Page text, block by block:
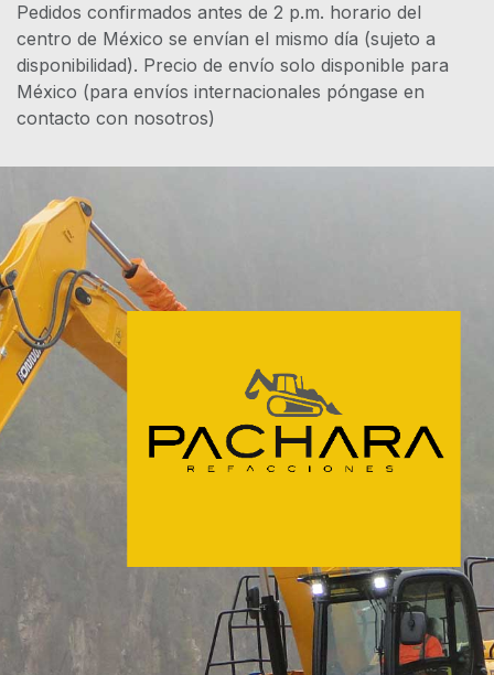
Pedidos confirmados antes de 2 p.m. horario del
centro de México se envían el mismo día (sujeto a
disponibilidad). Precio de envío solo disponible para
México (para envíos internacionales póngase en
contacto con nosotros)